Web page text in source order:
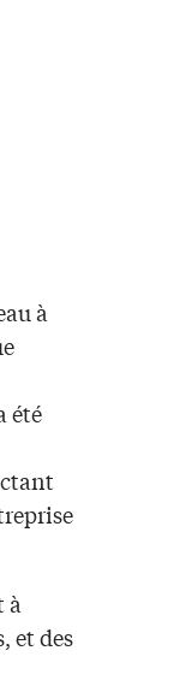
à
été
à
et des